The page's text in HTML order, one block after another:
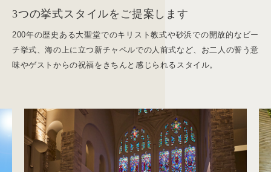
3つの挙式スタイルをご提案します
200年の歴史ある大聖堂でのキリスト教式や砂浜での開放的なビー
チ挙式、海の上に立つ新チャペルでの人前式など、お二人の誓う意
味やゲストからの祝福をきちんと感じられるスタイル。